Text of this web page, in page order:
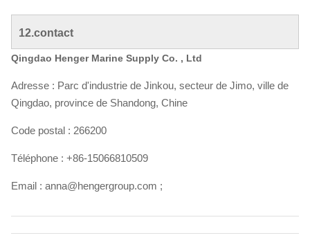
12.contact
Qingdao Henger Marine Supply Co. , Ltd
Adresse : Parc d'industrie de Jinkou, secteur de Jimo, ville de
Qingdao, province de Shandong, Chine
Code postal : 266200
Téléphone : +86-15066810509
Email : anna@hengergroup.com ;